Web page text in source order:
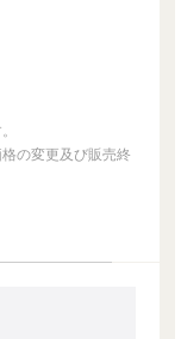
の変更及び販売終